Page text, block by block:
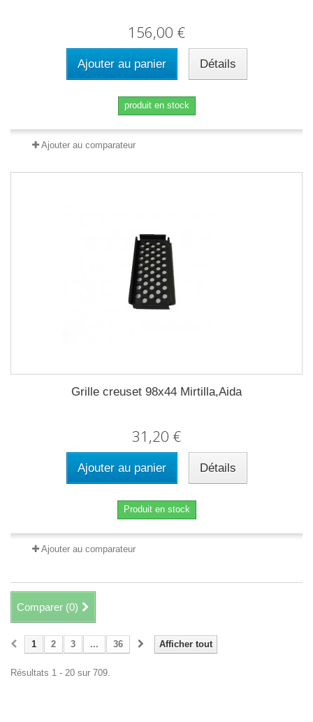
156,00 €
Ajouter au panier Détails
produit en stock
Ajouter au comparateur
Grille creuset 98x44 Mirtilla,Aida
31,20 €
Ajouter au panier Détails
Produit en stock
Ajouter au comparateur
Comparer (0)
Afficher tout
1 2 3 ... 36
Résultats 1 - 20 sur 709.